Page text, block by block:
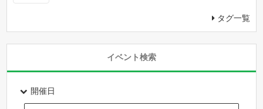
タグ一覧
イベント検索
開催日